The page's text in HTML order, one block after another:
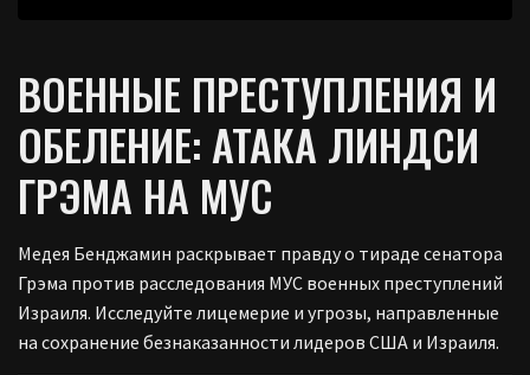
ВОЕННЫЕ ПРЕСТУПЛЕНИЯ И
ОБЕЛЕНИЕ: АТАКА ЛИНДСИ
ГРЭМА НА МУС
Медея Бенджамин раскрывает правду о тираде сенатора
Грэма против расследования МУС военных преступлений
Израиля. Исследуйте лицемерие и угрозы, направленные
на сохранение безнаказанности лидеров США и Израиля.